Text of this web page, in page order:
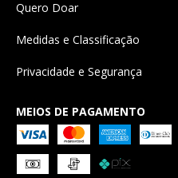
Quero Doar
Medidas e Classificação
Privacidade e Segurança
MEIOS DE PAGAMENTO